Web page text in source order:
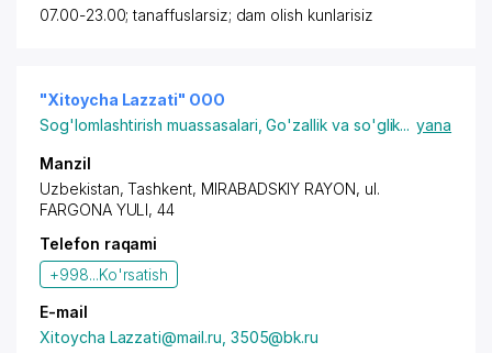
07.00-23.00; tanaffuslarsiz; dam olish kunlarisiz
"Xitoycha Lazzati" OOO
Sog'lomlashtirish muassasalari ,Go'zallik va so'glik... yana
Manzil
Uzbekistan,Tashkent, MIRABADSKIY RAYON, ul.
FARGONA YULI, 44
Telefon raqami
+998...Ko'rsatish
E-mail
Xitoycha Lazzati@mail.ru, 3505@bk.ru